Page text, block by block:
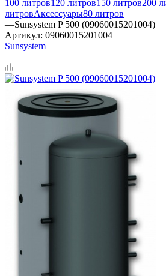
100 литров120 литров150 литров200
литровАксессуары80 литров
—Sunsystem P 500 (09060015201004)
Артикул: 09060015201004
Sunsystem